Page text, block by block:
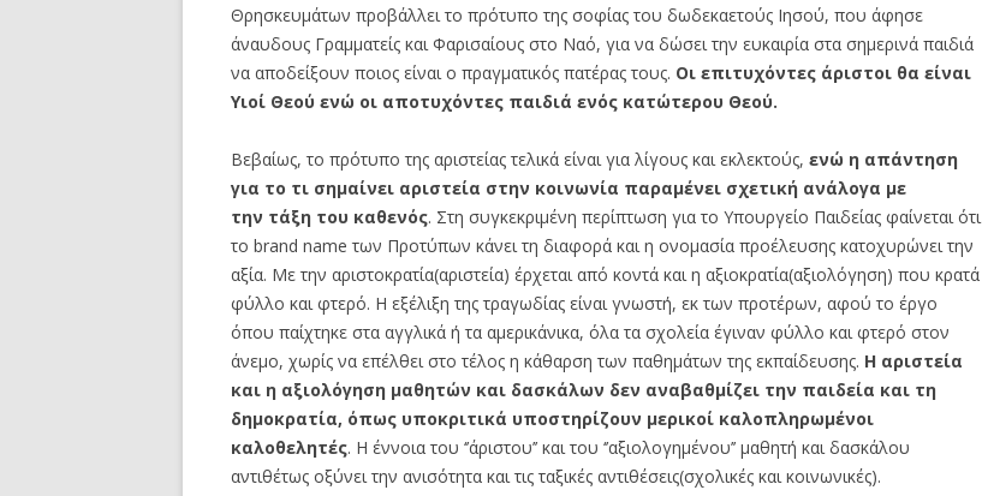
Θρησκευμάτων προβάλλει το πρότυπο της σοφίας του δωδεκαετούς Ιησού, που άφησε
άναυδους Γραμματείς και Φαρισαίους στο Ναό, για να δώσει την ευκαιρία στα σημερινά παιδιά
να αποδείξουν ποιος είναι ο πραγματικός πατέρας τους. Οι επιτυχόντες άριστοι θα είναι
Υιοί Θεού ενώ οι αποτυχόντες παιδιά ενός κατώτερου Θεού.
Βεβαίως, το πρότυπο της αριστείας τελικά είναι για λίγους και εκλεκτούς, ενώ η απάντηση
για το τι σημαίνει αριστεία στην κοινωνία παραμένει σχετική ανάλογα με
την τάξη του καθενός. Στη συγκεκριμένη περίπτωση για το Υπουργείο Παιδείας φαίνεται ότι
το brand name των Προτύπων κάνει τη διαφορά και η ονομασία προέλευσης κατοχυρώνει την
αξία. Με την αριστοκρατία(αριστεία) έρχεται από κοντά και η αξιοκρατία(αξιολόγηση) που κρατά
φύλλο και φτερό. Η εξέλιξη της τραγωδίας είναι γνωστή, εκ των προτέρων, αφού το έργο
όπου παίχτηκε στα αγγλικά ή τα αμερικάνικα, όλα τα σχολεία έγιναν φύλλο και φτερό στον
άνεμο, χωρίς να επέλθει στο τέλος η κάθαρση των παθημάτων της εκπαίδευσης. Η αριστεία
και η αξιολόγηση μαθητών και δασκάλων δεν αναβαθμίζει την παιδεία και τη
δημοκρατία, όπως υποκριτικά υποστηρίζουν μερικοί καλοπληρωμένοι
καλοθελητές. Η έννοια του ‘’άριστου’’ και του ‘’αξιολογημένου’’ μαθητή και δασκάλου
αντιθέτως οξύνει την ανισότητα και τις ταξικές αντιθέσεις(σχολικές και κοινωνικές).